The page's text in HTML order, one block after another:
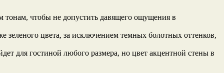
тонам, чтобы не допустить давящего ощущения в
цвета, за исключением темных болотных оттенков,
для гостиной любого размера, но цвет акцентной стены в